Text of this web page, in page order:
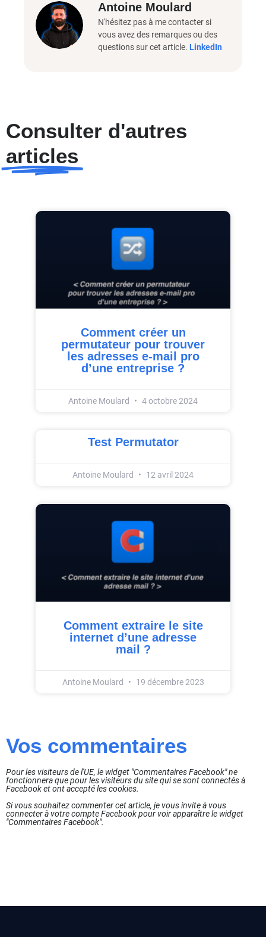
Antoine Moulard
N'hésitez pas à me contacter si
vous avez des remarques ou des
questions sur cet article. LinkedIn
Consulter d'autres
articles
Comment créer un
permutateur pour trouver
les adresses e-mail pro
d’une entreprise ?
Antoine Moulard 4 octobre 2024
Test Permutator
Antoine Moulard 12 avril 2024
Comment extraire le site
internet d’une adresse
mail ?
Antoine Moulard 19 décembre 2023
Vos commentaires
Pour les visiteurs de l'UE, le widget "Commentaires Facebook" ne
fonctionnera que pour les visiteurs du site qui se sont connectés à
Facebook et ont accepté les cookies.
Si vous souhaitez commenter cet article, je vous invite à vous
connecter à votre compte Facebook pour voir apparaître le widget
"Commentaires Facebook".